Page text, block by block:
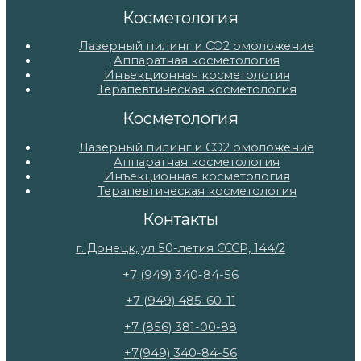
Косметология
Лазерный пилинг и СО2 омоложение
Аппаратная косметология
Инъекционная косметология
Терапевтическая косметология
Косметология
Лазерный пилинг и СО2 омоложение
Аппаратная косметология
Инъекционная косметология
Терапевтическая косметология
Контакты
г. Донецк, ул 50-летия СССР, 144/2
+7 (949) 340-84-56
+7 (949) 485-60-11
+7 (856) 381-00-88
+7(949) 340-84-56